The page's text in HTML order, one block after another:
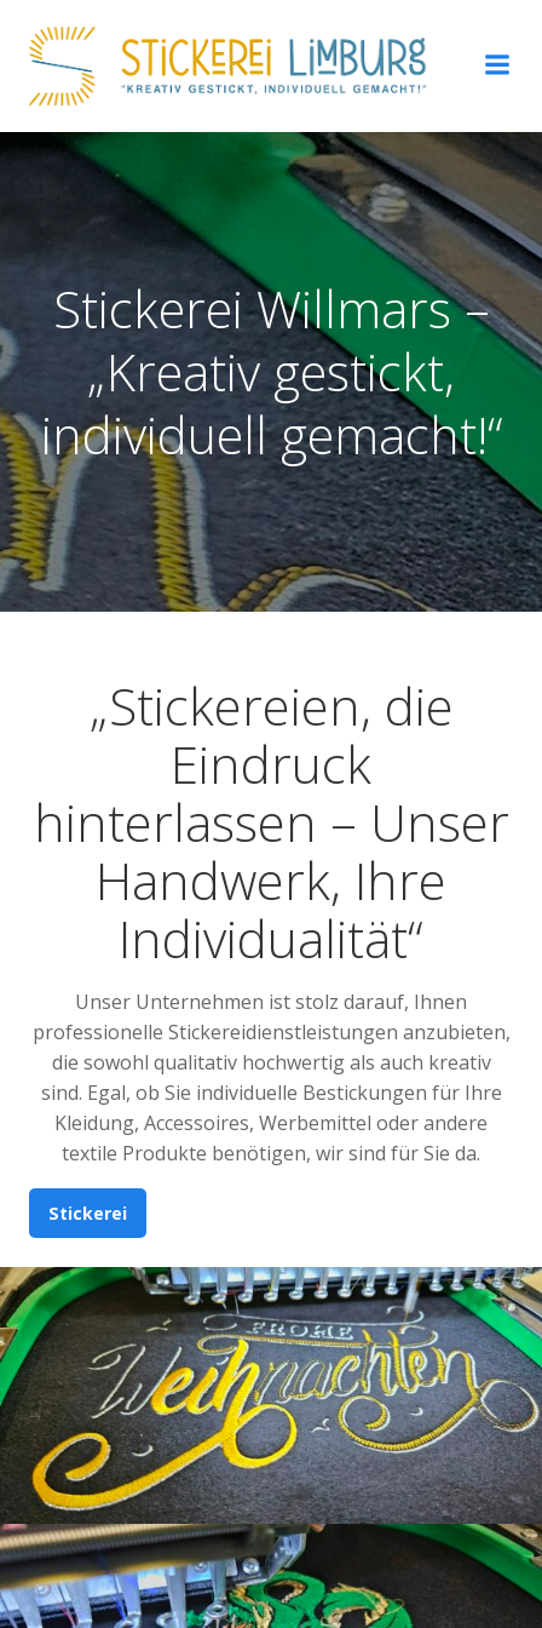
Inhalt
springen
Stickerei Willmars –
„Kreativ gestickt,
individuell gemacht!“
„Stickereien, die
Eindruck
hinterlassen – Unser
Handwerk, Ihre
Individualität“
Unser Unternehmen ist stolz darauf, Ihnen
professionelle Stickereidienstleistungen anzubieten,
die sowohl qualitativ hochwertig als auch kreativ
sind. Egal, ob Sie individuelle Bestickungen für Ihre
Kleidung, Accessoires, Werbemittel oder andere
textile Produkte benötigen, wir sind für Sie da.
Stickerei